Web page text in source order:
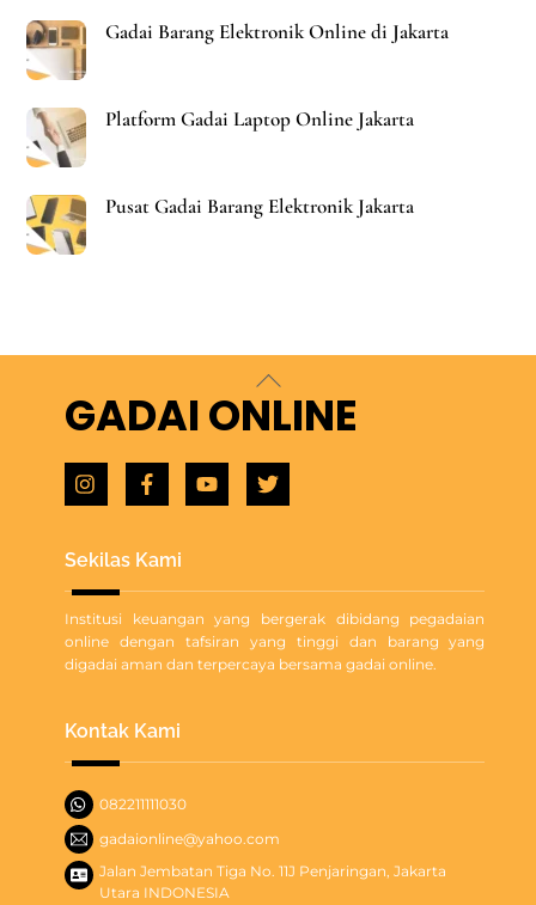
Gadai Barang Elektronik Online di Jakarta
Platform Gadai Laptop Online Jakarta
Pusat Gadai Barang Elektronik Jakarta
Back
To
Top
GADAI ONLINE
Icon
Icon
Icon
Icon
Sekilas Kami
Institusi keuangan yang bergerak dibidang pegadaian
online dengan tafsiran yang tinggi dan barang yang
digadai aman dan terpercaya bersama gadai online.
Kontak Kami
082211111030
gadaionline@yahoo.com
Jalan Jembatan Tiga No. 11J Penjaringan, Jakarta
Utara INDONESIA